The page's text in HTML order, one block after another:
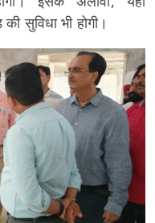
सुविधा भी होगी।